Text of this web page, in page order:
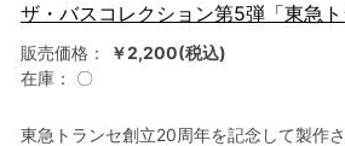
ザ・バスコレクション第5弾「東急
販売価格：
￥2,200(税込)
在庫：
〇
東急トランセ創立20周年を記念して製作